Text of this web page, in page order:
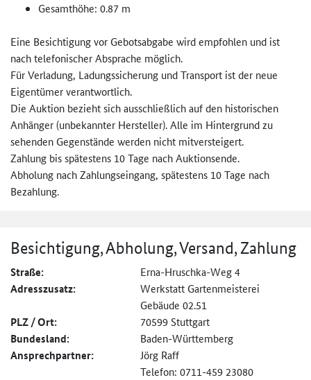
Gesamthöhe: 0.87 m
Eine Besichtigung vor Gebotsabgabe wird empfohlen und ist
nach telefonischer Absprache möglich.
Für Verladung, Ladungssicherung und Transport ist der neue
Eigentümer verantwortlich.
Die Auktion bezieht sich ausschließlich auf den historischen
Anhänger (unbekannter Hersteller). Alle im Hintergrund zu
sehenden Gegenstände werden nicht mitversteigert.
Zahlung bis spätestens 10 Tage nach Auktionsende.
Abholung nach Zahlungseingang, spätestens 10 Tage nach
Bezahlung.
Besichtigung, Abholung, Versand, Zahlung
Straße: Erna-Hruschka-Weg 4
Adresszusatz:
Werkstatt Gartenmeisterei
Gebäude 02.51
PLZ / Ort: 70599 Stuttgart
Bundesland: Baden-Württemberg
Ansprechpartner:
Jörg Raff
Telefon: 0711-459 23080